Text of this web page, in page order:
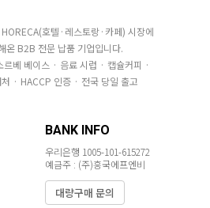
호텔·레스토랑·카페) 시장에
온 B2B 전문 납품 기업입니다.
베 베이스 · 음료 시럽 · 캡슐커피 ·
· HACCP 인증 · 전국 당일 출고
BANK INFO
우리은행 1005-101-615272
예금주 : (주)흥국에프엔비
대량구매 문의